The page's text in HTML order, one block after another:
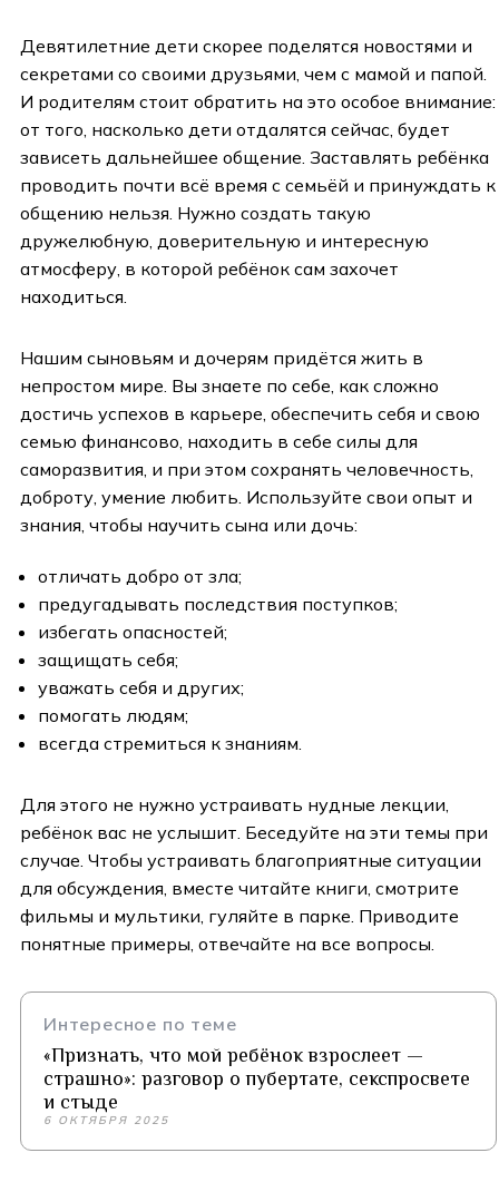
Девятилетние дети скорее поделятся новостями и
секретами со своими друзьями, чем с мамой и папой.
И родителям стоит обратить на это особое внимание:
от того, насколько дети отдалятся сейчас, будет
зависеть дальнейшее общение. Заставлять ребёнка
проводить почти всё время с семьёй и принуждать к
общению нельзя. Нужно создать такую
дружелюбную, доверительную и интересную
атмосферу, в которой ребёнок сам захочет
находиться.
Нашим сыновьям и дочерям придётся жить в
непростом мире. Вы знаете по себе, как сложно
достичь успехов в карьере, обеспечить себя и свою
семью финансово, находить в себе силы для
саморазвития, и при этом сохранять человечность,
доброту, умение любить. Используйте свои опыт и
знания, чтобы научить сына или дочь:
отличать добро от зла;
предугадывать последствия поступков;
избегать опасностей;
защищать себя;
уважать себя и других;
помогать людям;
всегда стремиться к знаниям.
Для этого не нужно устраивать нудные лекции,
ребёнок вас не услышит. Беседуйте на эти темы при
случае. Чтобы устраивать благоприятные ситуации
для обсуждения, вместе читайте книги, смотрите
фильмы и мультики, гуляйте в парке. Приводите
понятные примеры, отвечайте на все вопросы.
Интересное по теме
«Признать, что мой ребёнок взрослеет —
страшно»: разговор о пубертате, секспросвете
и стыде
6 ОКТЯБРЯ 2025